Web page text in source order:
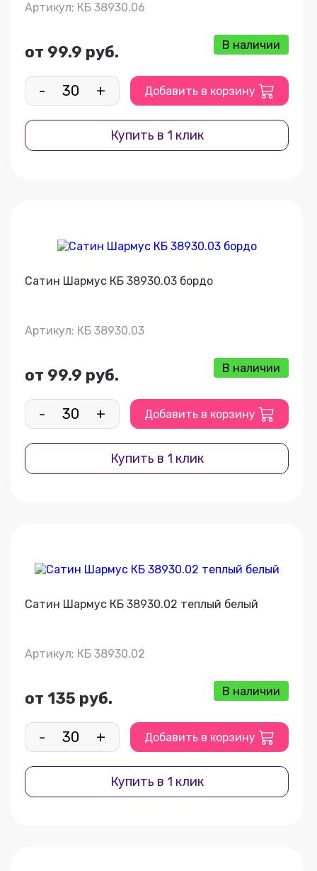
Артикул: КБ 38930.06
от 99.9 руб. В наличии
- + Добавить в корзину
Купить в 1 клик
Сатин Шармус КБ 38930.03 бордо
Артикул: КБ 38930.03
от 99.9 руб. В наличии
- + Добавить в корзину
Купить в 1 клик
Сатин Шармус КБ 38930.02 теплый белый
Артикул: КБ 38930.02
от 135 руб. В наличии
- + Добавить в корзину
Купить в 1 клик